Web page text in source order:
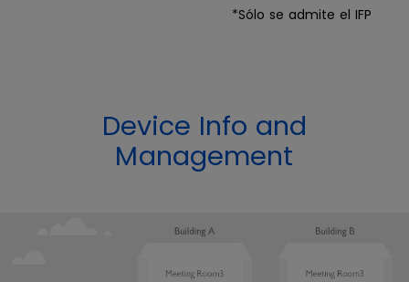
*Sólo se admite el IFP
Device Info and
Management